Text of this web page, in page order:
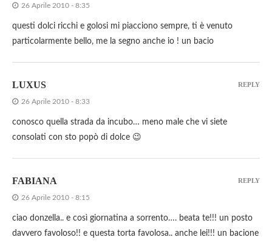
26 Aprile 2010 - 8:35
questi dolci ricchi e golosi mi piacciono sempre, ti è venuto
particolarmente bello, me la segno anche io ! un bacio
LUXUS
26 Aprile 2010 - 8:33
conosco quella strada da incubo… meno male che vi siete
consolati con sto popò di dolce 😉
REPLY
FABIANA
26 Aprile 2010 - 8:15
ciao donzella.. e così giornatina a sorrento…. beata te!!! un posto
davvero favoloso!! e questa torta favolosa.. anche lei!!! un bacione
REPLY